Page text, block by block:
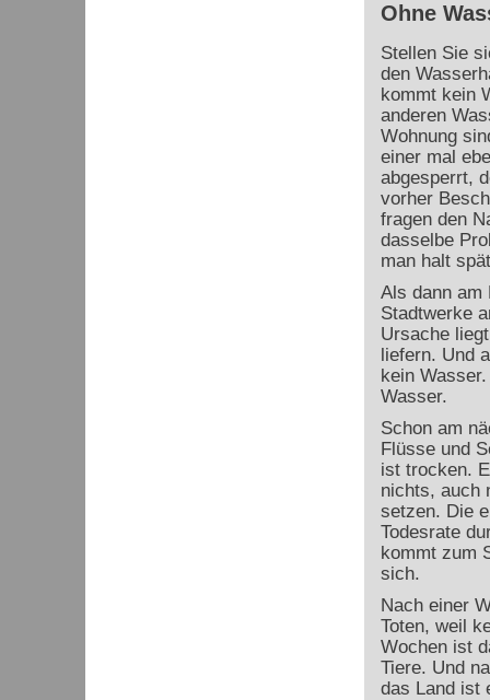
Ohne
Stellen Sie
den
kommt kein
anderen
Wohnung
einer mal
abgesperrt,
vorher
fragen den
dasselbe
man halt
Als dann am
Stadtwerke
Ursache
liefern. Und
kein
Wasser.
Schon am
Flüsse und
ist trocken.
nichts, auch
setzen. Die
Todesrate
kommt zum
sich.
Nach einer
Toten, weil
Wochen ist
Tiere. Und
das Land ist